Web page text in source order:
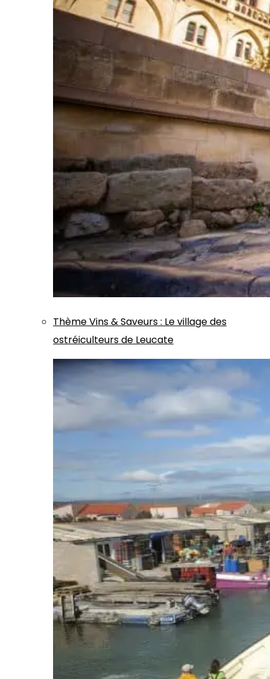
ThèmeVins & Saveurs: Le village des
ostréiculteurs de Leucate